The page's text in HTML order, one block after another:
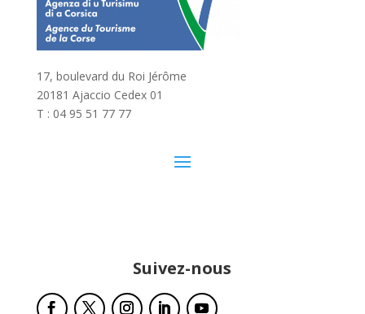
17, boulevard du Roi Jérôme
20181 Ajaccio Cedex 01
T : 04 95 51 77 77
Suivez-nous